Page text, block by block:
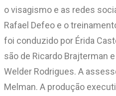
o visagismo e as redes
Rafael Defeo e o
foi conduzido por Érida
são de Ricardo Brajterman
Welder Rodrigues. A
Melman. A produção